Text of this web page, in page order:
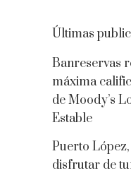
Últimas
Banreservas
máxima
de Moody’s
Estable
Puerto
disfrutar de